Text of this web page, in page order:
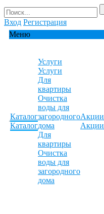
Вход Регистрация
Меню
Каталог
Каталог
Услуги
Услуги
Для
квартиры
Очистка
воды для
загородного
дома
Для
квартиры
Очистка
воды для
загородного
дома
Акции
Акции